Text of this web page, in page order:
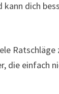
kann dich
Ratschläge
die einfach